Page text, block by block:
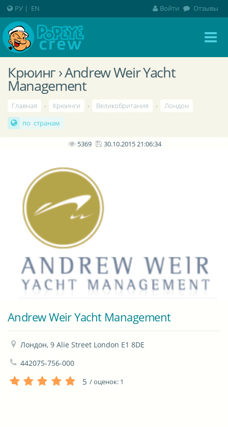
Крюинг › Andrew Weir Yacht
Management
Главная › Крюинги › Великобритания ›
Лондон
по странам
5369 30.10.2015 21:06:34
Andrew Weir Yacht Management
Лондон, 9 Alie Street London E1 8DE
442075-756-000
5 / оценок: 1
РУ | EN Войти Отзывы